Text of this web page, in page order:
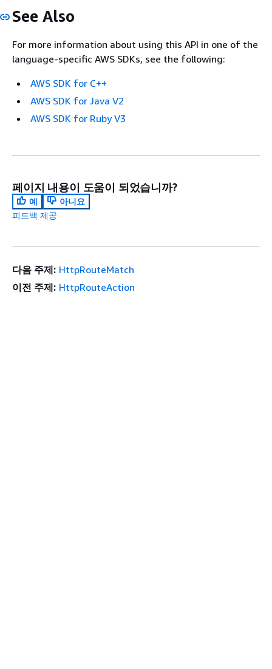
See Also
For more information about using this API in one of the
language-specific AWS SDKs, see the following:
AWS SDK for C++
AWS SDK for Java V2
AWS SDK for Ruby V3
페이지 내용이 도움이 되었습니까?
예
아니요
피드백 제공
다음 주제: HttpRouteMatch
이전 주제: HttpRouteAction